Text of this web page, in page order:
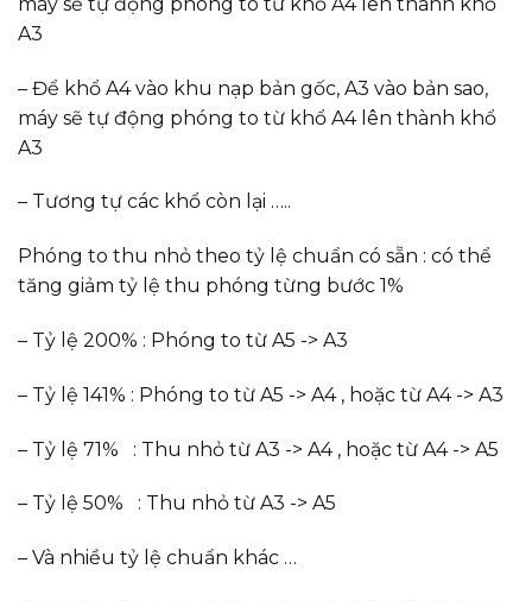
A3
– Để khổ A4 vào khu nạp bản gốc, A3 vào bản sao,
máy sẽ tự động phóng to từ khổ A4 lên thành khổ
A3
– Tương tự các khổ còn lại …..
Phóng to thu nhỏ theo tỷ lệ chuẩn có sẵn : có thể
tăng giảm tỷ lệ thu phóng từng bước 1%
– Tỷ lệ 200% : Phóng to từ A5 -> A3
– Tỷ lệ 141% : Phóng to từ A5 -> A4 , hoặc từ A4 -> A3
– Tỷ lệ 71% : Thu nhỏ từ A3 -> A4 , hoặc từ A4 -> A5
– Tỷ lệ 50% : Thu nhỏ từ A3 -> A5
– Và nhiều tỷ lệ chuẩn khác …